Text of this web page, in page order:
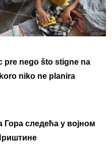
pre nego što stigne na
niko ne planira
следећа у војном